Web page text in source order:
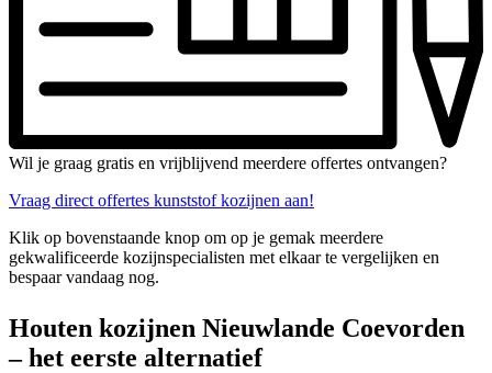
Wil je graag gratis en vrijblijvend meerdere offertes ontvangen?
Vraag direct offertes kunststof kozijnen aan!
Klik op bovenstaande knop om op je gemak meerdere
gekwalificeerde kozijnspecialisten met elkaar te vergelijken en
bespaar vandaag nog.
Houten kozijnen Nieuwlande Coevorden
– het eerste alternatief